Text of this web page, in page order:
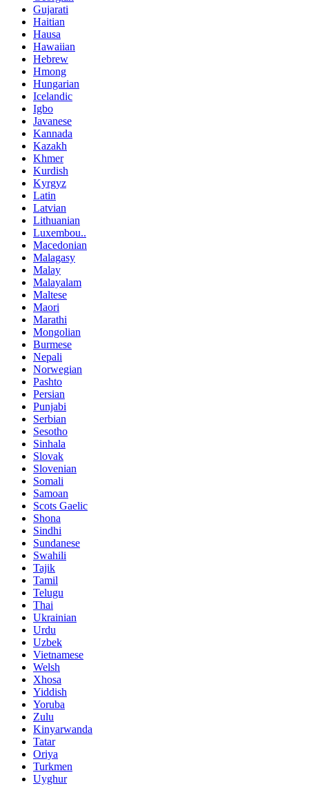
Gujarati
Haitian
Hausa
Hawaiian
Hebrew
Hmong
Hungarian
Icelandic
Igbo
Javanese
Kannada
Kazakh
Khmer
Kurdish
Kyrgyz
Latin
Latvian
Lithuanian
Luxembou..
Macedonian
Malagasy
Malay
Malayalam
Maltese
Maori
Marathi
Mongolian
Burmese
Nepali
Norwegian
Pashto
Persian
Punjabi
Serbian
Sesotho
Sinhala
Slovak
Slovenian
Somali
Samoan
Scots Gaelic
Shona
Sindhi
Sundanese
Swahili
Tajik
Tamil
Telugu
Thai
Ukrainian
Urdu
Uzbek
Vietnamese
Welsh
Xhosa
Yiddish
Yoruba
Zulu
Kinyarwanda
Tatar
Oriya
Turkmen
Uyghur